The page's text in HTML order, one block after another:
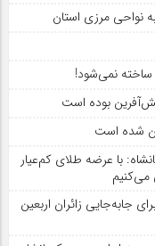
به نواحی مرزی استان
ساخته نمی‌شود!
بوده است
شده است
استاندارد کرمانشاه: با عرضه طلای کم‌عیار
می‌کنیم
جابه‌جایی زائران اربعین